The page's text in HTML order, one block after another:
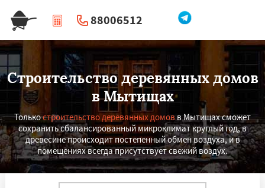
88006512
| Перезвоните мне
Строительство деревянных домов
в Мытищах
Толькостроительство деревянных домовв Мытищах сможет
сохранить сбалансированный микроклимат круглый год, в
древесине происходит постепенный обмен воздуха, и в
помещениях всегда присутствует свежий воздух.